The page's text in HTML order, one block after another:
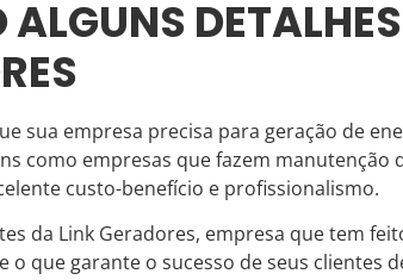
sua empresa precisa para geração de
como empresas que fazem manutenção
custo-benefício e profissionalismo.
da Link Geradores, empresa que tem
o que garante o sucesso de seus clientes